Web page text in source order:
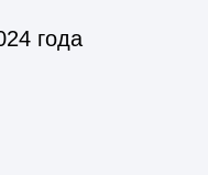
года